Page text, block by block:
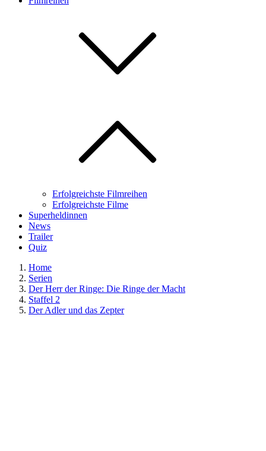
Erfolgreichste Filmreihen
Erfolgreichste Filme
Superheldinnen
News
Trailer
Quiz
Home
Serien
Der Herr der Ringe: Die Ringe der Macht
Staffel 2
Der Adler und das Zepter